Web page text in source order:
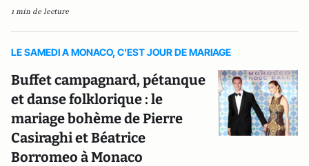
1 min de lecture
LE SAMEDI A MONACO, C'EST JOUR DE MARIAGE
Buffet campagnard, pétanque
et danse folklorique : le
mariage bohème de Pierre
Casiraghi et Béatrice
Borromeo à Monaco